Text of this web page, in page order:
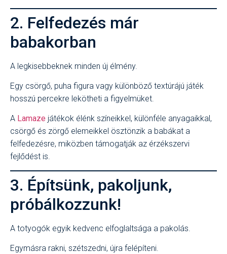
2. Felfedezés már
babakorban
A legkisebbeknek minden új élmény.
Egy csörgő, puha figura vagy különböző textúrájú játék
hosszú percekre lekötheti a figyelmüket.
A Lamaze játékok élénk színeikkel, különféle anyagaikkal,
csörgő és zörgő elemeikkel ösztönzik a babákat a
felfedezésre, miközben támogatják az érzékszervi
fejlődést is.
3. Építsünk, pakoljunk,
próbálkozzunk!
A totyogók egyik kedvenc elfoglaltsága a pakolás.
Egymásra rakni, szétszedni, újra felépíteni.